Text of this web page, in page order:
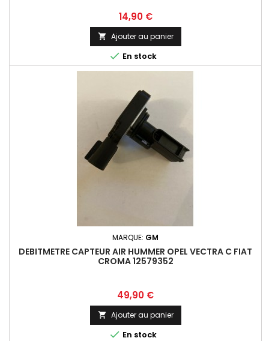
Prix
14,90 €
 Ajouter au panier
 En stock
MARQUE: GM
DEBITMETRE CAPTEUR AIR HUMMER OPEL VECTRA C FIAT
CROMA 12579352
Prix
49,90 €
 Ajouter au panier
 En stock